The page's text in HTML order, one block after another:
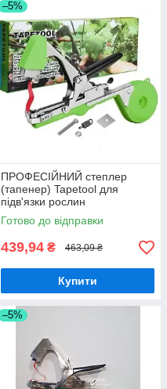
–5%
ПРОФЕСІЙНИЙ степлер
(тапенер) Tapetool для
підв'язки рослин
ПОСИЛЕНИЙ
Готово до відправки
439,94 ₴ 463,09 ₴
Купити
–5%